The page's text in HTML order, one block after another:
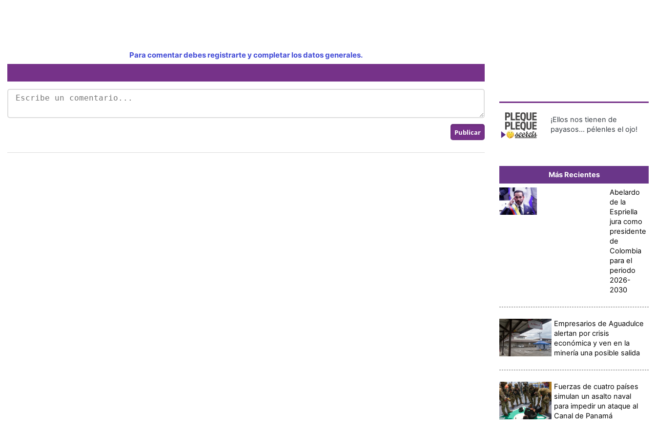
Para comentar debes registrarte y completar los datos generales.
¡Ellos nos tienen de
payasos… pélenles el ojo!
Más Recientes
Abelardo
de la
Espriella
jura como
presidente
de
Colombia
para el
periodo
2026-
2030
Empresarios de Aguadulce
alertan por crisis
económica y ven en la
minería una posible salida
Fuerzas de cuatro países
simulan un asalto naval
para impedir un ataque al
Canal de Panamá